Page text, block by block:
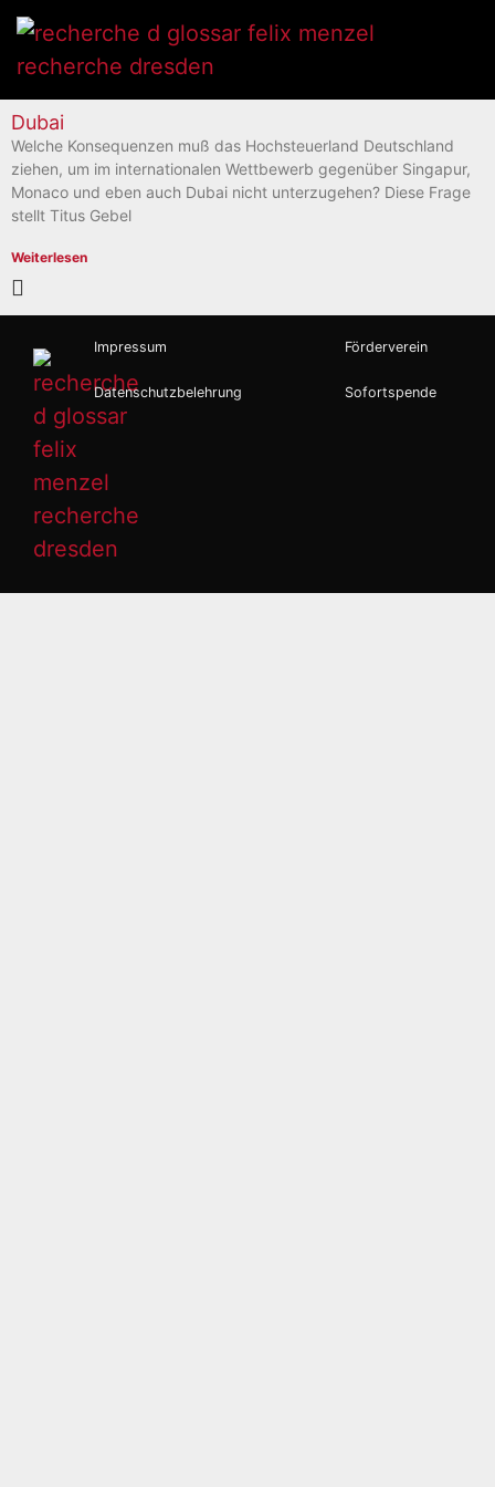
Dubai
Welche Konsequenzen muß das Hochsteuerland Deutschland
ziehen, um im internationalen Wettbewerb gegenüber Singapur,
Monaco und eben auch Dubai nicht unterzugehen? Diese Frage
stellt Titus Gebel
Weiterlesen
Impressum
Datenschutzbelehrung
Förderverein
Sofortspende